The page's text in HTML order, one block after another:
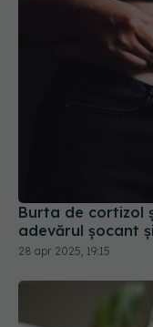
Burta de cortizol
adevărul șocant
28 apr 2025, 19:15